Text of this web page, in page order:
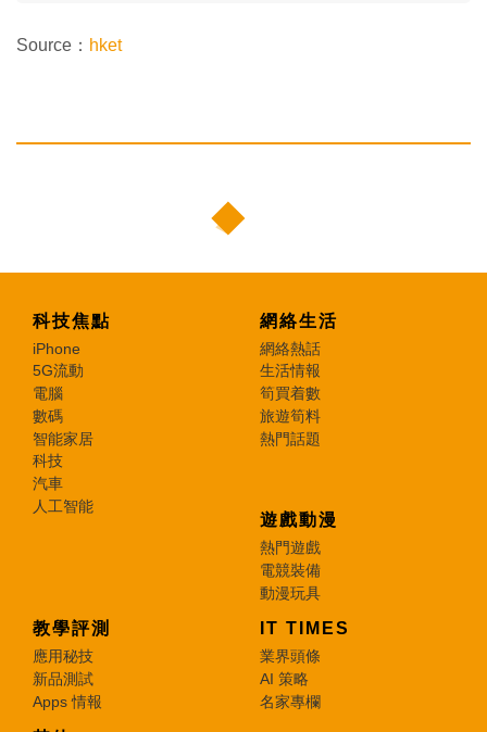
Source： hket
科技焦點
iPhone
5G流動
電腦
數碼
智能家居
科技
汽車
人工智能
網絡生活
網絡熱話
生活情報
筍買着數
旅遊筍料
熱門話題
遊戲動漫
熱門遊戲
電競裝備
動漫玩具
教學評測
應用秘技
新品測試
Apps 情報
IT TIMES
業界頭條
AI 策略
名家專欄